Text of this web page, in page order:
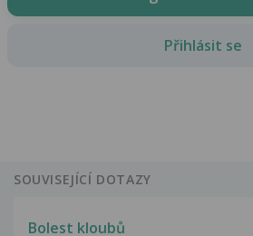
Přihlásit se
SOUVISEJÍCÍ DOTAZY
Bolest kloubů